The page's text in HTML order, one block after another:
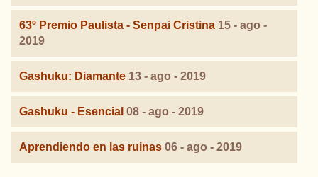
63º Premio Paulista - Senpai Cristina 15 - ago -
2019
Gashuku: Diamante 13 - ago - 2019
Gashuku - Esencial 08 - ago - 2019
Aprendiendo en las ruinas 06 - ago - 2019